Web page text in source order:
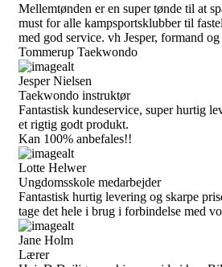
Mellemtønden er en super tønde til at
must for alle kampsportsklubber til
med god service. vh Jesper, formand
Tommerup Taekwondo
Jesper Nielsen
Taekwondo instruktør
Fantastisk kundeservice, super hurtig
et rigtig godt produkt.
Kan 100% anbefales!!
Lotte Helwer
Ungdomsskole medarbejder
Fantastisk hurtig levering og skarpe
tage det hele i brug i forbindelse med
Jane Holm
Lærer